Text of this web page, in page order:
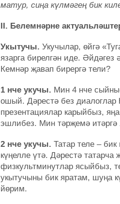
матур, сиңа күлмәгең бик
II. Белемнәрне
Укытучы. Укучылар, өйгә
язарга бирелгән иде.
Кемнәр җавап бирергә тели?
1 нче укучы. Мин 4 нче
ошый. Дәрестә без диалоглар
презентациялар карыйбыз,
эшлибез. Мин тәрҗемә итәргә
2 нче укучы. Татар теле –
күңелле үтә. Дәрестә
физкультминутлар ясыйбыз,
укытучыны бик яратам, шуңа
йөрим.